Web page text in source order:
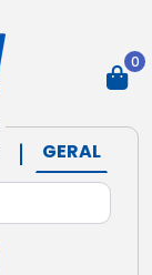
| GERAL
0